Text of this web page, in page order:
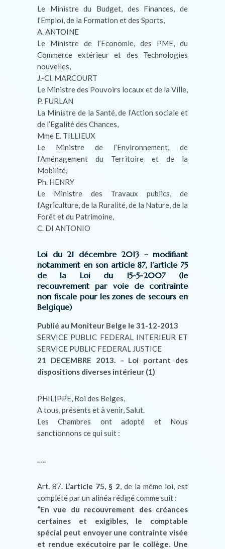
Le Ministre du Budget, des Finances, de
l’Emploi, de la Formation et des Sports,
A. ANTOINE
Le Ministre de l’Economie, des PME, du
Commerce extérieur et des Technologies
nouvelles,
J.-Cl. MARCOURT
Le Ministre des Pouvoirs locaux et de la Ville,
P. FURLAN
La Ministre de la Santé, de l’Action sociale et
de l’Egalité des Chances,
Mme E. TILLIEUX
Le Ministre de l’Environnement, de
l’Aménagement du Territoire et de la
Mobilité,
Ph. HENRY
Le Ministre des Travaux publics, de
l’Agriculture, de la Ruralité, de la Nature, de la
Forêt et du Patrimoine,
C. DI ANTONIO
Loi du 21 décembre 2013 – modifiant
notamment en son article 87, l’article 75
de la Loi du 15-5-2007 (le
recouvrement par voie de contrainte
non fiscale pour les zones de secours en
Belgique)
Publié au Moniteur Belge le 31-12-2013
SERVICE PUBLIC FEDERAL INTERIEUR ET
SERVICE PUBLIC FEDERAL JUSTICE
21 DECEMBRE 2013. – Loi portant des
dispositions diverses intérieur (1)
PHILIPPE, Roi des Belges,
A tous, présents et à venir, Salut.
Les Chambres ont adopté et Nous
sanctionnons ce qui suit :
…..
Art. 87. L’article 75, § 2, de la même loi, est
complété par un alinéa rédigé comme suit :
“En vue du recouvrement des créances
certaines et exigibles, le comptable
spécial peut envoyer une contrainte visée
et rendue exécutoire par le collège. Une